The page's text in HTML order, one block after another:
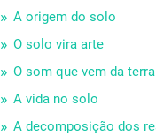
A origem do solo
O solo vira arte
O som que vem da terra
A vida no solo
A decomposição dos